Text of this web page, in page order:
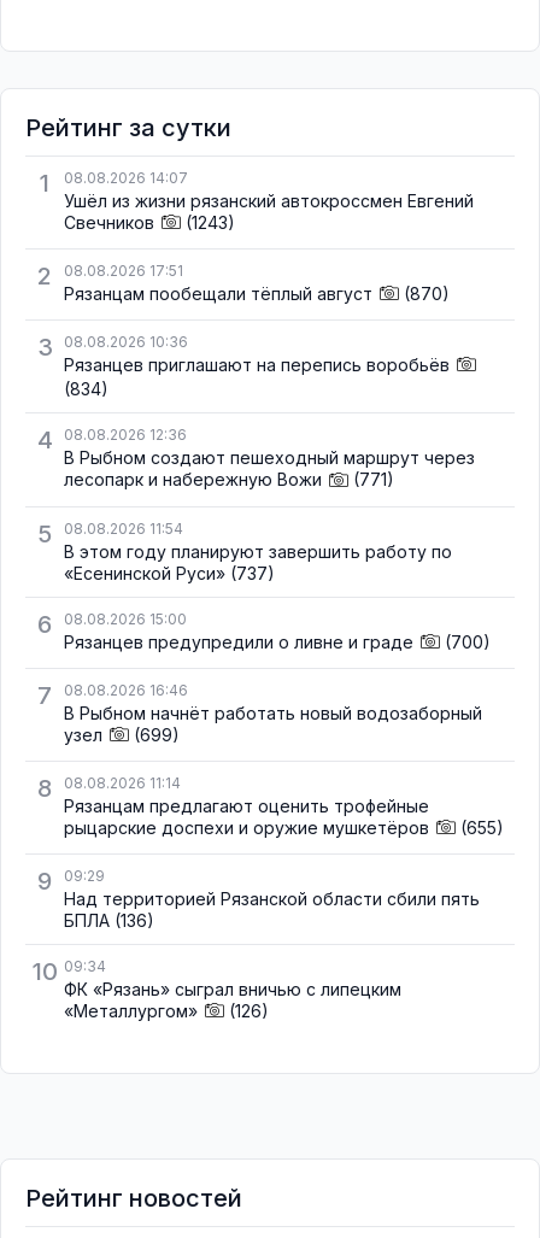
Рейтинг за сутки
1
08.08.2026 14:07
Ушёл из жизни рязанский автокроссмен Евгений
Свечников
(1243)
2 08.08.2026 17:51
Рязанцам пообещали тёплый август (870)
3 08.08.2026 10:36
Рязанцев приглашают на перепись воробьёв
(834)
4 08.08.2026 12:36
В Рыбном создают пешеходный маршрут через
лесопарк и набережную Вожи
(771)
5 08.08.2026 11:54
В этом году планируют завершить работу по
«Есенинской Руси» (737)
6 08.08.2026 15:00
Рязанцев предупредили о ливне и граде (700)
7 08.08.2026 16:46
В Рыбном начнёт работать новый водозаборный
узел
(699)
8 08.08.2026 11:14
Рязанцам предлагают оценить трофейные
рыцарские доспехи и оружие мушкетёров
(655)
9 09:29
Над территорией Рязанской области сбили пять
БПЛА (136)
10 09:34
ФК «Рязань» сыграл вничью с липецким
«Металлургом»
(126)
Рейтинг новостей